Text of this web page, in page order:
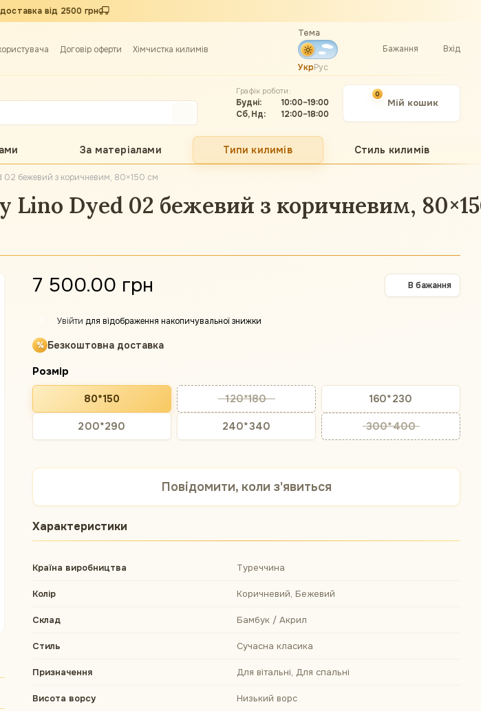
від 2500 грн
Договір оферти
Хімчистка килимів
Тема
УкрРус
Бажання Вхід
Графік роботи:
Будні:
10:00–19:00
Сб, Нд:
12:00–18:00
0
Мій кошик
За матеріалами Типи килимів Стиль килимів
бежевий з коричневим, 80×150 см
Dyed 02 бежевий з коричневим,
7 500.00 грн В бажання
Увійти для відображення накопичувальної знижки
Безкоштовна доставка
Розмір
80*150
120*180
160*230
200*290
240*340 300*400
Повідомити, коли з'явиться
Характеристики
Країна виробництва Туреччина
Колір Коричневий, Бежевий
Склад Бамбук / Акрил
Стиль Сучасна класика
Призначення Для вітальні, Для спальні
Висота ворсу Низький ворс